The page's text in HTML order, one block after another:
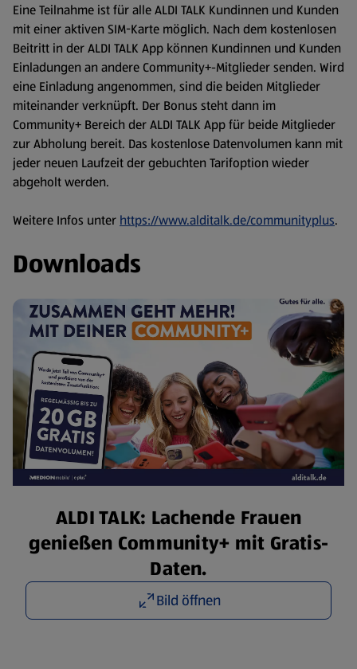
Eine Teilnahme ist für alle ALDI TALK Kundinnen und Kunden
mit einer aktiven SIM-Karte möglich. Nach dem kostenlosen
Beitritt in der ALDI TALK App können Kundinnen und Kunden
Einladungen an andere Community+-Mitglieder senden. Wird
eine Einladung angenommen, sind die beiden Mitglieder
miteinander verknüpft. Der Bonus steht dann im
Community+ Bereich der ALDI TALK App für beide Mitglieder
zur Abholung bereit. Das kostenlose Datenvolumen kann mit
jeder neuen Laufzeit der gebuchten Tarifoption wieder
abgeholt werden.
Weitere Infos unter https://www.alditalk.de/communityplus.
Downloads
ALDI TALK: Lachende Frauen
genießen Community+ mit Gratis-
Daten.
Bild öffnen